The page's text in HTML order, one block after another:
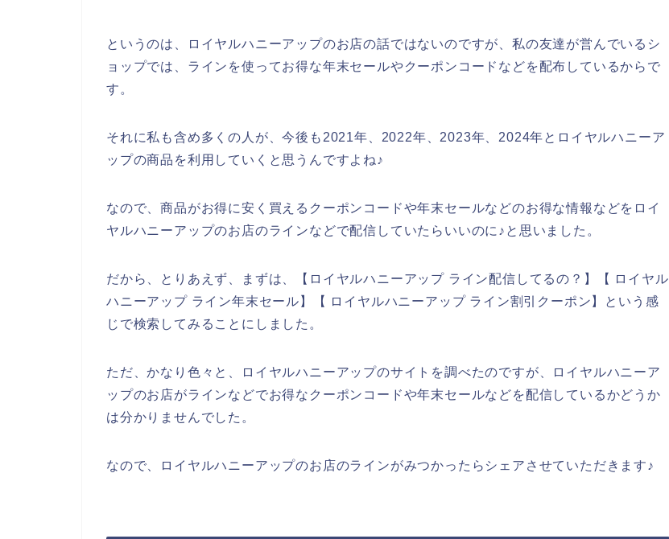
というのは、ロイヤルハニーアップのお店の話ではないのですが、私の友達が営んでいるシ
ョップでは、ラインを使ってお得な年末セールやクーポンコードなどを配布しているからで
す。
それに私も含め多くの人が、今後も2021年、2022年、2023年、2024年とロイヤルハニーア
ップの商品を利用していくと思うんですよね♪
なので、商品がお得に安く買えるクーポンコードや年末セールなどのお得な情報などをロイ
ヤルハニーアップのお店のラインなどで配信していたらいいのに♪と思いました。
だから、とりあえず、まずは、【ロイヤルハニーアップ ライン配信してるの？】【 ロイヤル
ハニーアップ ライン年末セール】【 ロイヤルハニーアップ ライン割引クーポン】という感
じで検索してみることにしました。
ただ、かなり色々と、ロイヤルハニーアップのサイトを調べたのですが、ロイヤルハニーア
ップのお店がラインなどでお得なクーポンコードや年末セールなどを配信しているかどうか
は分かりませんでした。
なので、ロイヤルハニーアップのお店のラインがみつかったらシェアさせていただきます♪